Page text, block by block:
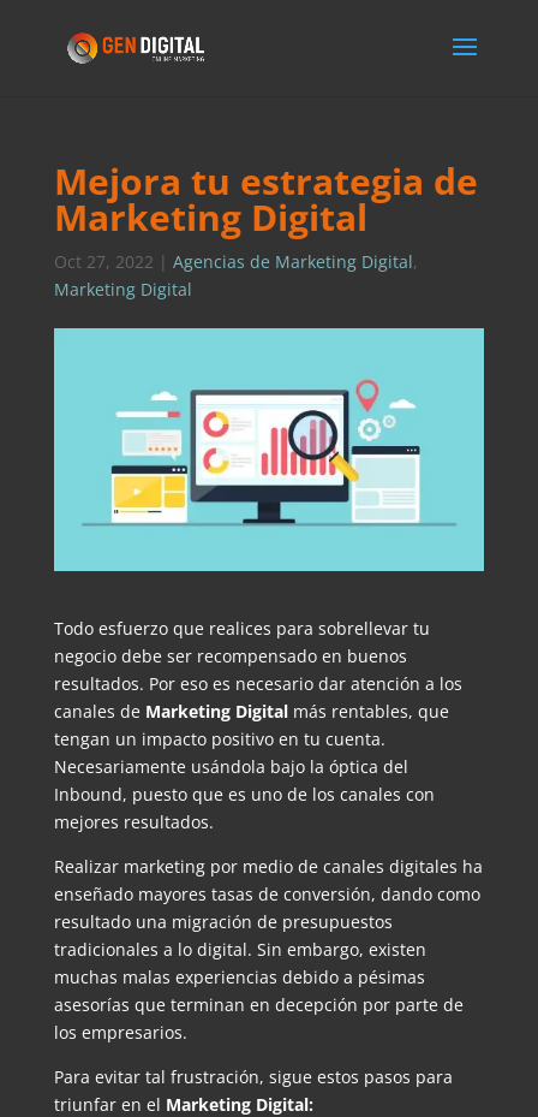
Mejora tu estrategia de
Marketing Digital
Oct 27, 2022 | Agencias de Marketing Digital,
Marketing Digital
Todo esfuerzo que realices para sobrellevar tu
negocio debe ser recompensado en buenos
resultados. Por eso es necesario dar atención a los
canales de Marketing Digitalmás rentables, que
tengan un impacto positivo en tu cuenta.
Necesariamente usándola bajo la óptica del
Inbound, puesto que es uno de los canales con
mejores resultados.
Realizar marketing por medio de canales digitales ha
enseñado mayores tasas de conversión, dando como
resultado una migración de presupuestos
tradicionales a lo digital. Sin embargo, existen
muchas malas experiencias debido a pésimas
asesorías que terminan en decepción por parte de
los empresarios.
Para evitar tal frustración, sigue estos pasos para
triunfar en el Marketing Digital: